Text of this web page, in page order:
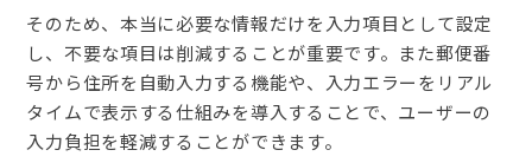
そのため、本当に必要な情報だけを入力項目として設定
し、不要な項目は削減することが重要です。また郵便番
号から住所を自動入力する機能や、入力エラーをリアル
タイムで表示する仕組みを導入することで、ユーザーの
入力負担を軽減することができます。